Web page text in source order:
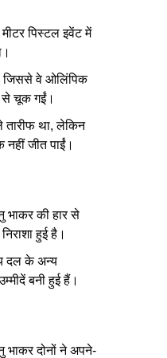
पिस्टल इवेंट में
जिससे वे ओलिंपिक
से चूक गईं।
तारीफ था, लेकिन
जीत पाईं।
भाकर की हार से
हुई है।
दल के अन्य
बनी हुई हैं।
भाकर दोनों ने अपने-